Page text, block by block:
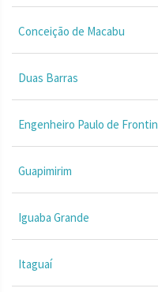
Conceição de Macabu
Duas Barras
Engenheiro Paulo de Frontin
Guapimirim
Iguaba Grande
Itaguaí